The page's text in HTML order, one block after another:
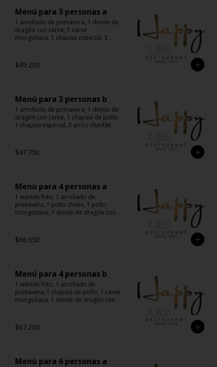
Menú para 3 personas a
1 arrollado de primavera, 1 diente de
dragón con carne, 1 carne
mongoliana, 1 chapsui especial, 3
$49.200
Menú para 3 personas b
1 arrollado de primavera, 1 diente de
dragón con carne, 1 chapsui de pollo,
1 chapsui especial, 3 arroz chaufán
$47.750
Menú para 4 personas a
1 wantán frito, 1 arrollado de
primavera, 1 pollo chitén, 1 pollo
mongoliano, 1 diente de dragón con
$66.950
Menú para 4 personas b
1 wantán frito, 1 arrollado de
primavera, 1 chapsui de pollo, 1 carne
mongoliana, 1 diente de dragón con
$67.200
Menú para 6 personas a